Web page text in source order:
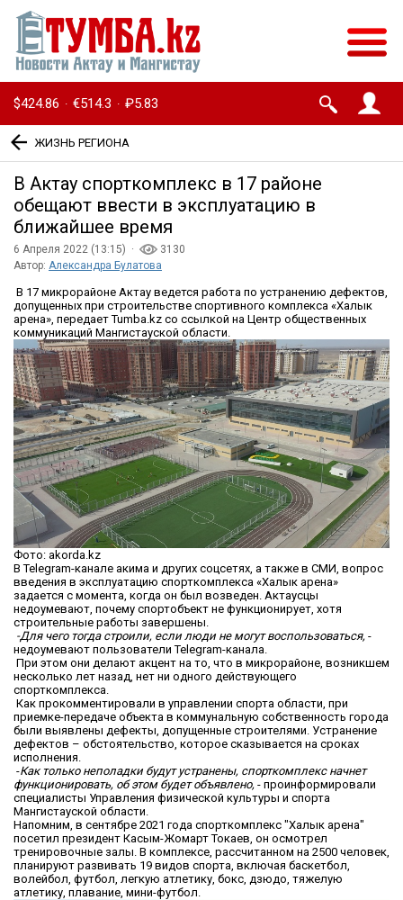
$424.86 · €514.3 · ₽5.83
ЖИЗНЬ РЕГИОНА
В Актау спорткомплекс в 17 районе
обещают ввести в эксплуатацию в
ближайшее время
6 Апреля 2022 (13:15) ·
3130
Автор: Александра Булатова
В 17 микрорайоне Актау ведется работа по устранению дефектов,
допущенных при строительстве спортивного комплекса «Халык
арена», передает Tumba.kz со ссылкой на Центр общественных
коммуникаций Мангистауской области.
Фото: akorda.kz
В Telegram-канале акима и других соцсетях, а также в СМИ, вопрос
введения в эксплуатацию спорткомплекса «Халык арена»
задается с момента, когда он был возведен. Актаусцы
недоумевают, почему спортобъект не функционирует, хотя
строительные работы завершены.
-Для чего тогда строили, если люди не могут воспользоваться, -
недоумевают пользователи Telegram-канала.
При этом они делают акцент на то, что в микрорайоне, возникшем
несколько лет назад, нет ни одного действующего
спорткомплекса.
Как прокомментировали в управлении спорта области, при
приемке-передаче объекта в коммунальную собственность города
были выявлены дефекты, допущенные строителями. Устранение
дефектов – обстоятельство, которое сказывается на сроках
исполнения.
-Как только неполадки будут устранены, спорткомплекс начнет
функционировать, об этом будет объявлено, - проинформировали
специалисты Управления физической культуры и спорта
Мангистауской области.
Напомним, в сентябре 2021 года спорткомплекс "Халык арена"
посетил президент Касым-Жомарт Токаев, он осмотрел
тренировочные залы. В комплексе, рассчитанном на 2500 человек,
планируют развивать 19 видов спорта, включая баскетбол,
волейбол, футбол, легкую атлетику, бокс, дзюдо, тяжелую
атлетику, плавание, мини-футбол.